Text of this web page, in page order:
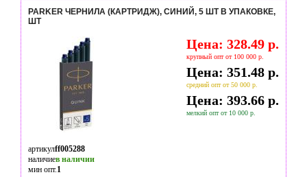
PARKER ЧЕРНИЛА (КАРТРИДЖ), СИНИЙ, 5 ШТ В УПАКОВКЕ,
ШТ
Цена: 328.49 р.
крупный опт от 100 000 р.
Цена: 351.48 р.
средний опт от 50 000 р.
Цена: 393.66 р.
мелкий опт от 10 000 р.
артикулff005288
наличиев наличии
мин опт.1